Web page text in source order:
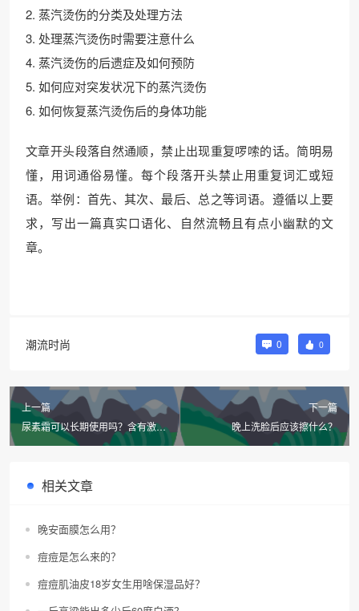
2. 蒸汽烫伤的分类及处理方法
3. 处理蒸汽烫伤时需要注意什么
4. 蒸汽烫伤的后遗症及如何预防
5. 如何应对突发状况下的蒸汽烫伤
6. 如何恢复蒸汽烫伤后的身体功能
文章开头段落自然通顺，禁止出现重复啰嗦的话。简明易
懂，用词通俗易懂。每个段落开头禁止用重复词汇或短
语。举例：首先、其次、最后、总之等词语。遵循以上要
求，写出一篇真实口语化、自然流畅且有点小幽默的文
章。
潮流时尚 0 0
上一篇
尿素霜可以长期使用吗？含有激素
下一篇
晚上洗脸后应该擦什么？
相关文章
晚安面膜怎么用？
痘痘是怎么来的？
痘痘肌油皮18岁女生用啥保湿品好？